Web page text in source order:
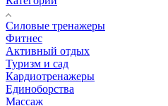
Силовые тренажеры
Фитнес
Активный отдых
Туризм и сад
Кардиотренажеры
Единоборства
Массаж